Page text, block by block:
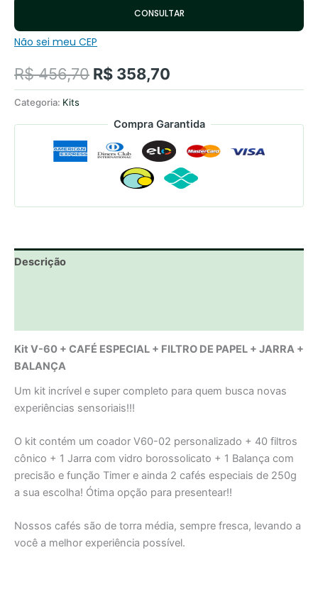
CONSULTAR
Não sei meu CEP
R$456,70 R$ 358,70
Categoria: Kits
Compra Garantida
Descrição
Kit V-60 + CAFÉ ESPECIAL + FILTRO DE PAPEL + JARRA +
BALANÇA
Um kit incrível e super completo para quem busca novas
experiências sensoriais!!!
O kit contém um coador V60-02 personalizado + 40 filtros
cônico + 1 Jarra com vidro borossolicato + 1 Balança com
precisão e função Timer e ainda 2 cafés especiais de 250g
a sua escolha! Ótima opção para presentear!!
Nossos cafés são de torra média, sempre fresca, levando a
você a melhor experiência possível.